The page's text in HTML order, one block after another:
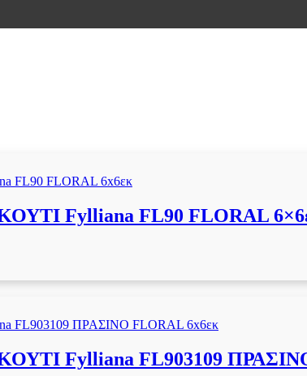
Fylliana FL90 FLORAL
Fylliana FL903109